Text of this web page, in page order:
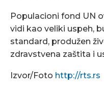
Populacioni fond UN
vidi kao veliki uspeh,
standard, produžen
zdravstvena zaštita i
Izvor/Foto http://rts.rs